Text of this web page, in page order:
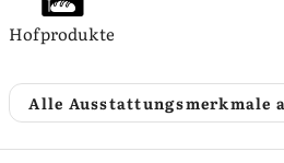
Hofprodukte
Alle Ausstattungsmerkmale